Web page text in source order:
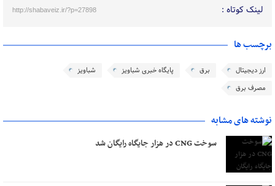
لینک کوتاه : http://shabaveiz.ir/?p=27898
برچسب ها
ارز دیجیتال برق پایگاه خبری شباویز
شباویز
مصرف برق
نوشته های مشابه
سوخت CNG در هزار جایگاه رایگان شد